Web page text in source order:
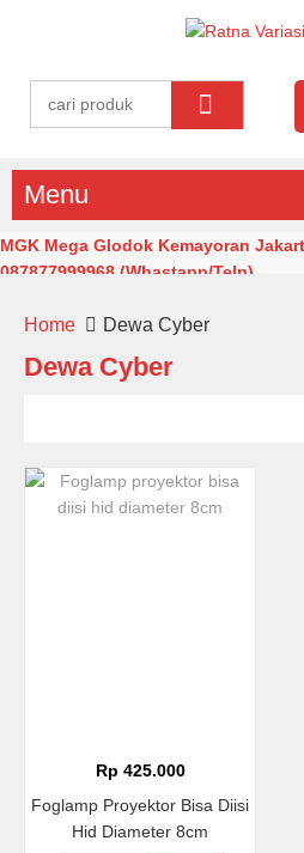
Menu
MGK Mega Glodok Kemayoran
087877999968 (Whastapp/Telp)
Home Dewa Cyber
Dewa Cyber
Rp 425.000
Foglamp Proyektor Bisa Diisi
Hid Diameter 8cm